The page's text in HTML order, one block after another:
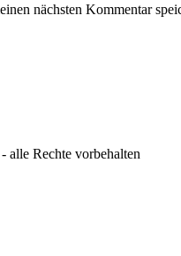
nächsten Kommentar
Rechte vorbehalten